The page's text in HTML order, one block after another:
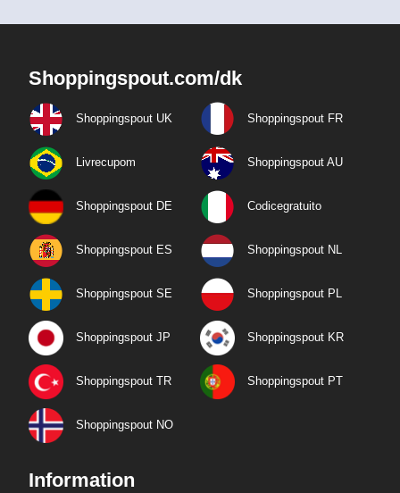
Shoppingspout.com/dk
Shoppingspout UK Shoppingspout FR
Livrecupom Shoppingspout AU
Shoppingspout DE Codicegratuito
Shoppingspout ES Shoppingspout NL
Shoppingspout SE Shoppingspout PL
Shoppingspout JP Shoppingspout KR
Shoppingspout TR Shoppingspout PT
Shoppingspout NO
Information